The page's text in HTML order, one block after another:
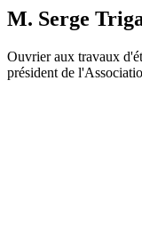
M. Serge
Ouvrier aux travaux
président de